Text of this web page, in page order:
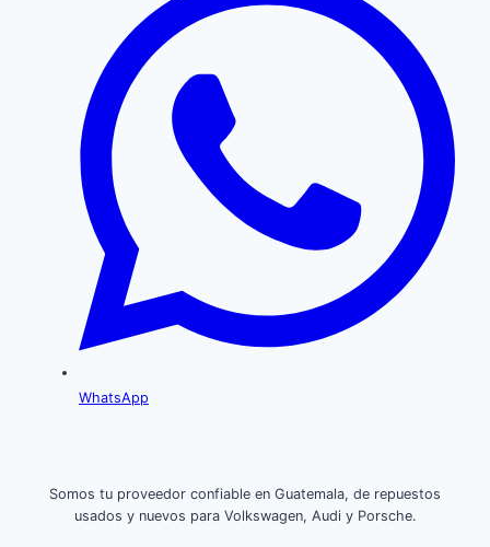
WhatsApp
Somos tu proveedor confiable en Guatemala, de repuestos
usados y nuevos para Volkswagen, Audi y Porsche.